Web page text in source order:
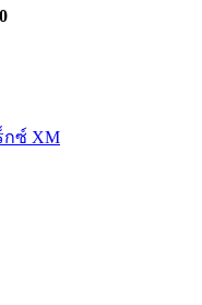
กซ์ XM